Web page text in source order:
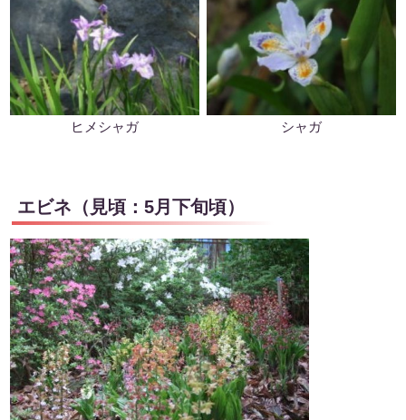
ヒメシャガ シャガ
エビネ（見頃：5月下旬頃）